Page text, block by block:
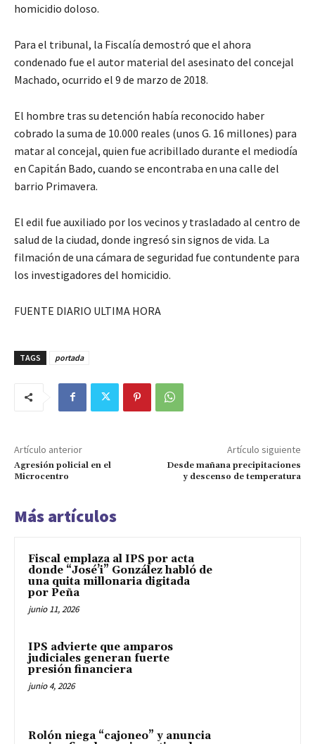
homicidio doloso.
Para el tribunal, la Fiscalía demostró que el ahora
condenado fue el autor material del asesinato del concejal
Machado, ocurrido el 9 de marzo de 2018.
El hombre tras su detención había reconocido haber
cobrado la suma de 10.000 reales (unos G. 16 millones) para
matar al concejal, quien fue acribillado durante el mediodía
en Capitán Bado, cuando se encontraba en una calle del
barrio Primavera.
El edil fue auxiliado por los vecinos y trasladado al centro de
salud de la ciudad, donde ingresó sin signos de vida. La
filmación de una cámara de seguridad fue contundente para
los investigadores del homicidio.
FUENTE DIARIO ULTIMA HORA
TAGS portada
Artículo anterior
Agresión policial en el
Microcentro
Artículo siguiente
Desde mañana precipitaciones
y descenso de temperatura
Más artículos
Fiscal emplaza al IPS por acta
donde “José’i” González habló de
una quita millonaria digitada
por Peña
junio 11, 2026
IPS advierte que amparos
judiciales generan fuerte
presión financiera
junio 4, 2026
Rolón niega “cajoneo” y anuncia